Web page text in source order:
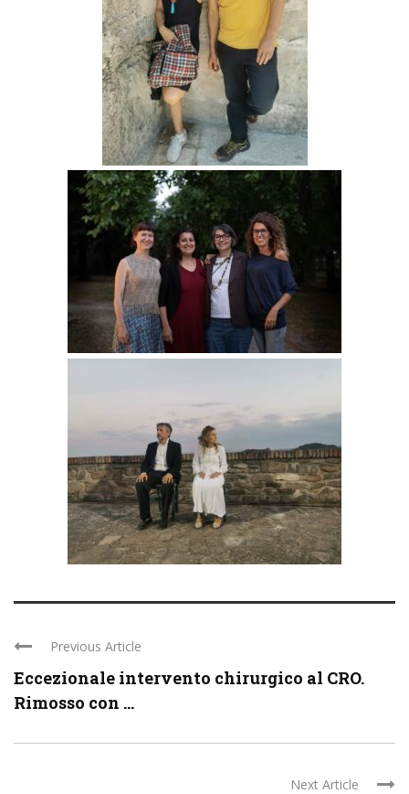
Previous Article
Eccezionale intervento chirurgico al CRO.
Rimosso con ...
Next Article